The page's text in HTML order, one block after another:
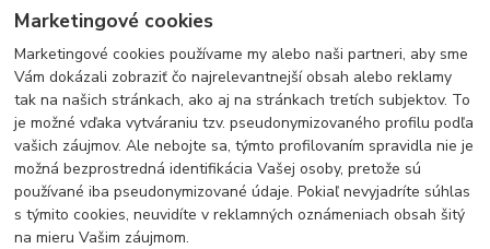
Marketingové cookies
Marketingové cookies používame my alebo naši partneri, aby sme
Vám dokázali zobraziť čo najrelevantnejší obsah alebo reklamy
tak na našich stránkach, ako aj na stránkach tretích subjektov. To
je možné vďaka vytváraniu tzv. pseudonymizovaného profilu podľa
vašich záujmov. Ale nebojte sa, týmto profilovaním spravidla nie je
možná bezprostredná identifikácia Vašej osoby, pretože sú
používané iba pseudonymizované údaje. Pokiaľ nevyjadríte súhlas
s týmito cookies, neuvidíte v reklamných oznámeniach obsah šitý
na mieru Vašim záujmom.